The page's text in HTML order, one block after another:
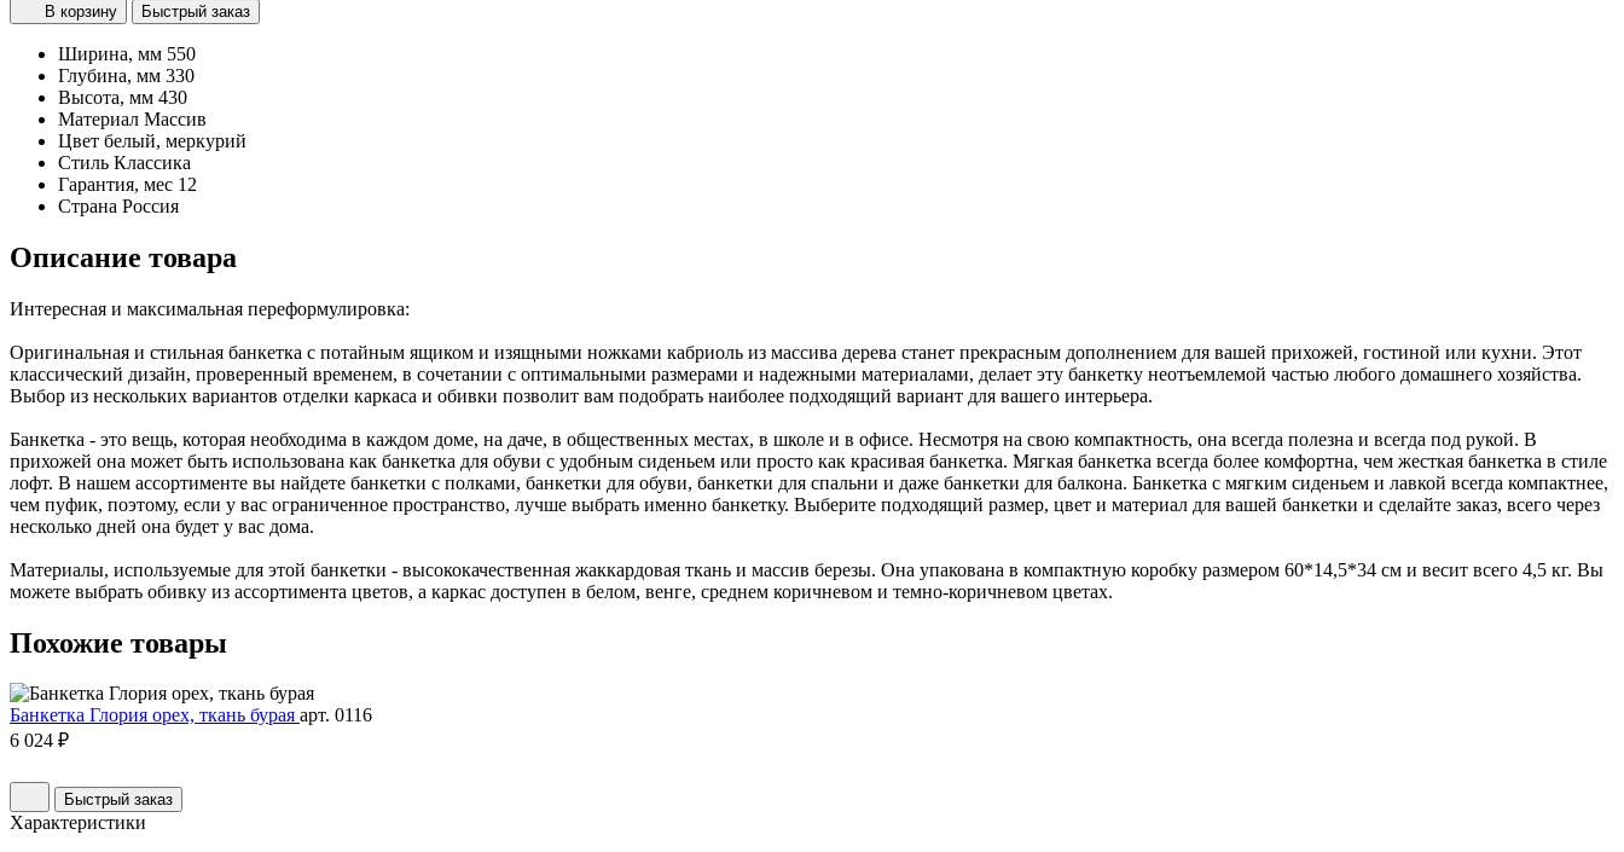
В корзину Быстрый заказ
Ширина, мм 550
Глубина, мм 330
Высота, мм 430
Материал Массив
Цвет белый, меркурий
Стиль Классика
Гарантия, мес 12
Страна Россия
Описание товара
Интересная и максимальная переформулировка:
Оригинальная и стильная банкетка с потайным ящиком и изящными ножками кабриоль из массива дерева станет прекрасным дополнением для вашей прихожей, гостиной или кухни. Этот
классический дизайн, проверенный временем, в сочетании с оптимальными размерами и надежными материалами, делает эту банкетку неотъемлемой частью любого домашнего хозяйства.
Выбор из нескольких вариантов отделки каркаса и обивки позволит вам подобрать наиболее подходящий вариант для вашего интерьера.
Банкетка - это вещь, которая необходима в каждом доме, на даче, в общественных местах, в школе и в офисе. Несмотря на свою компактность, она всегда полезна и всегда под рукой. В
прихожей она может быть использована как банкетка для обуви с удобным сиденьем или просто как красивая банкетка. Мягкая банкетка всегда более комфортна, чем жесткая банкетка в стиле
лофт. В нашем ассортименте вы найдете банкетки с полками, банкетки для обуви, банкетки для спальни и даже банкетки для балкона. Банкетка с мягким сиденьем и лавкой всегда компактнее,
чем пуфик, поэтому, если у вас ограниченное пространство, лучше выбрать именно банкетку. Выберите подходящий размер, цвет и материал для вашей банкетки и сделайте заказ, всего через
несколько дней она будет у вас дома.
Материалы, используемые для этой банкетки - высококачественная жаккардовая ткань и массив березы. Она упакована в компактную коробку размером 60*14,5*34 см и весит всего 4,5 кг. Вы
можете выбрать обивку из ассортимента цветов, а каркас доступен в белом, венге, среднем коричневом и темно-коричневом цветах.
Похожие товары
Банкетка Глория орех, ткань бурая арт. 0116
6 024 ₽
Быстрый заказ
Характеристики